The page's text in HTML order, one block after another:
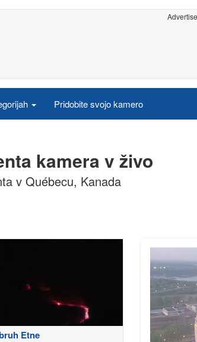
Pridobite svojo kamero
kamera v živo
v Québecu, Kanada
Etne